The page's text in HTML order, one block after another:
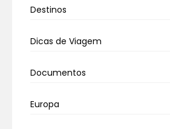
Destinos
Dicas de Viagem
Documentos
Europa